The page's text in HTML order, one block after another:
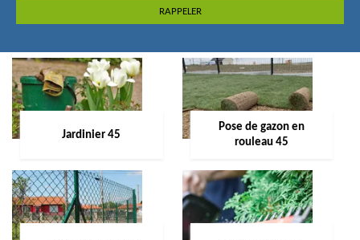
Jardinier 45
Pose de gazon en
rouleau 45